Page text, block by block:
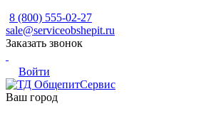
8 (800) 555-02-27
sale@serviceobshepit.ru
Заказать звонок
Войти
Ваш город